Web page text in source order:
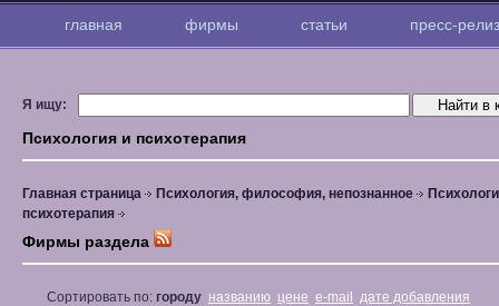
главная фирмы статьи пресс-
Я ищу:
Психология и психотерапия
Главная страница Психология, философия, непознанное
психотерапия
Фирмы раздела
Сортировать по: городу названию цене e-mail дате добавления